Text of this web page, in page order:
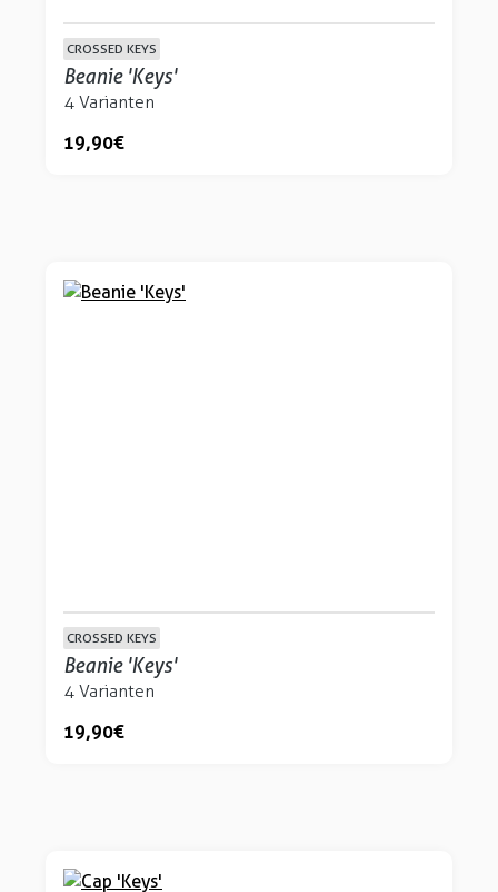
CROSSED KEYS
Beanie 'Keys'
4 Varianten
19,90 €
CROSSED KEYS
Beanie 'Keys'
4 Varianten
19,90 €